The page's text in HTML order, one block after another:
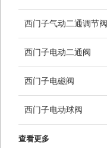
西门子气动二通调节阀
西门子电动二通阀
西门子电磁阀
西门子电动球阀
查看更多